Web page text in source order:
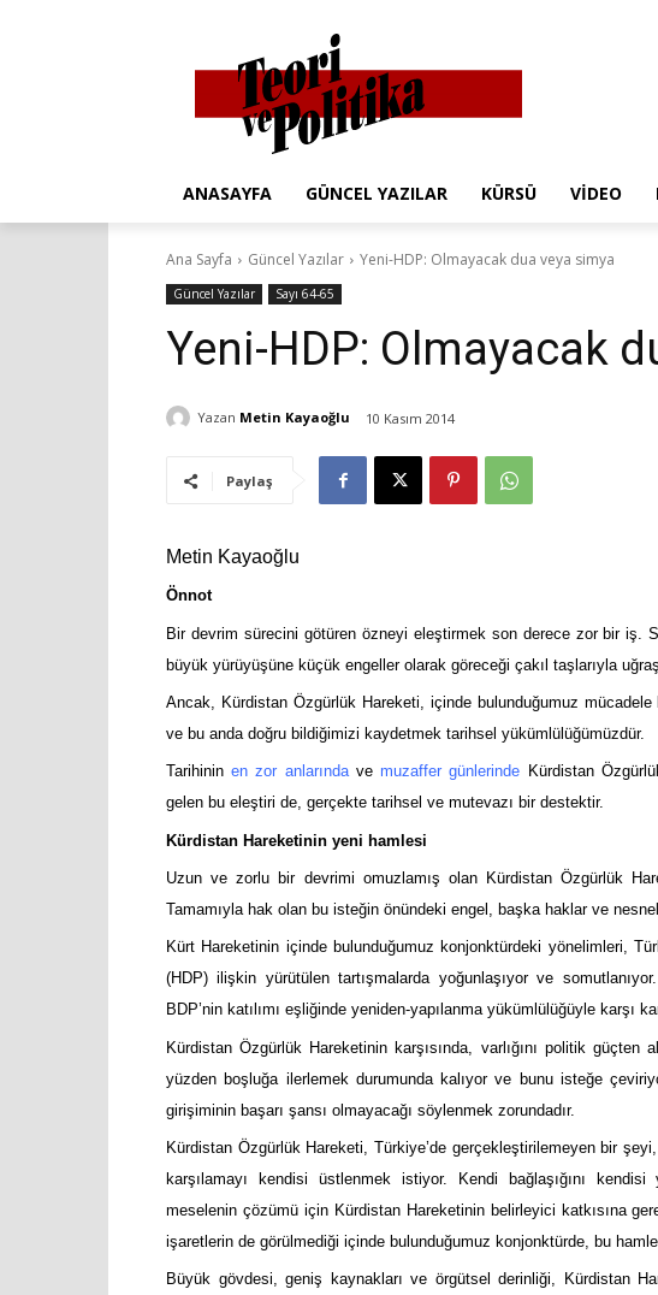
ANASAYFA GÜNCEL YAZILAR KÜRSÜ VIDEO
Ana Sayfa Güncel Yazılar Yeni-HDP: Olmayacak dua veya simya
Güncel Yazılar Sayı 64-65
Yeni-HDP: Olmayacak
Yazan Metin Kayaoğlu 10 Kasım 2014
Paylaş
Metin Kayaoğlu
Önnot
Bir devrim sürecini götüren özneyi eleştirmek son derece zor bir iş.
büyük yürüyüşüne küçük engeller olarak göreceği çakıl taşlarıyla
Ancak, Kürdistan Özgürlük Hareketi, içinde bulunduğumuz
ve bu anda doğru bildiğimizi kaydetmek tarihsel yükümlülüğümüzdür.
Tarihininen zor anlarındavemuzaffer günlerinde Kürdistan
gelen bu eleştiri de, gerçekte tarihsel ve mutevazı bir destektir.
Kürdistan Hareketinin yeni hamlesi
Uzun ve zorlu bir devrimi omuzlamış olan Kürdistan Özgürlük
Tamamıyla hak olan bu isteğin önündeki engel, başka haklar ve
Kürt Hareketinin içinde bulunduğumuz konjonktürdeki yönelimleri,
(HDP) ilişkin yürütülen tartışmalarda yoğunlaşıyor ve
BDP’nin katılımı eşliğinde yeniden-yapılanma yükümlülüğüyle karşı
Kürdistan Özgürlük Hareketinin karşısında, varlığını politik
yüzden boşluğa ilerlemek durumunda kalıyor ve bunu isteğe
girişiminin başarı şansı olmayacağı söylenmek zorundadır.
Kürdistan Özgürlük Hareketi, Türkiye’de gerçekleştirilemeyen bir
karşılamayı kendisi üstlenmek istiyor. Kendi bağlaşığını
meselenin çözümü için Kürdistan Hareketinin belirleyici katkısına
işaretlerin de görülmediği içinde bulunduğumuz konjonktürde, bu
Büyük gövdesi, geniş kaynakları ve örgütsel derinliği, Kürdistan